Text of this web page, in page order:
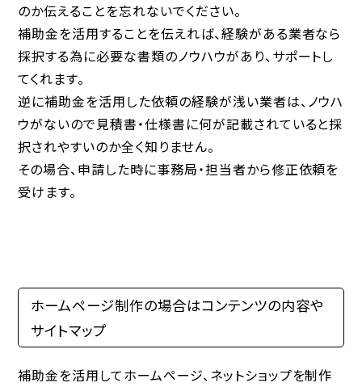
のか伝えることを忘れないでください。
補助金を活用することを伝えれば、経験がある業者なら
採択する為に必要な書類のノウハウがあり、サポートし
てくれます。
逆に補助金を活用した依頼の経験が浅い業者は、ノウハ
ウがないので見積書・仕様書に何が記載されていると採
択されやすいのか全く知りません。
その場合、申請した時に事務局・担当者から修正依頼を
受けます。
ホームページ制作の場合はコンテンツの内容や
サイトマップ
補助金を活用してホームページ、ネットショップを制作